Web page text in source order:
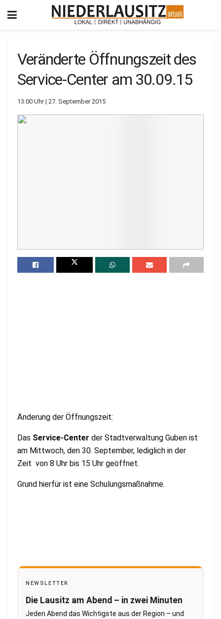
Veränderte Öffnungszeit des
Service-Center am 30.09.15
13:00 Uhr | 27. September 2015
Änderung der Öffnungszeit:
Das Service-Center der Stadtverwaltung Guben ist
am Mittwoch, den 30. September, lediglich in der
Zeit von 8 Uhr bis 15 Uhr geöffnet.
Grund hierfür ist eine Schulungsmaßnahme.
NEWSLETTER
Die Lausitz am Abend – in zwei Minuten
Jeden Abend das Wichtigste aus der Region – und